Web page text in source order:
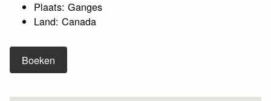
Plaats: Ganges
Land: Canada
Boeken